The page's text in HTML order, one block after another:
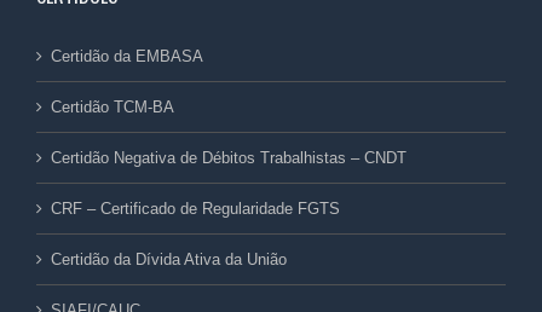
Certidão da EMBASA
Certidão TCM-BA
Certidão Negativa de Débitos Trabalhistas – CNDT
CRF – Certificado de Regularidade FGTS
Certidão da Dívida Ativa da União